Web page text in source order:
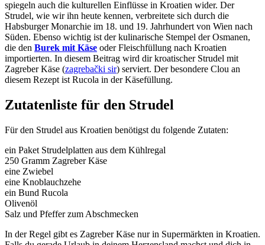
spiegeln auch die kulturellen Einflüsse in Kroatien wider. Der
Strudel, wie wir ihn heute kennen, verbreitete sich durch die
Habsburger Monarchie im 18. und 19. Jahrhundert von Wien nach
Süden. Ebenso wichtig ist der kulinarische Stempel der Osmanen,
die den Burek mit Käse oder Fleischfüllung nach Kroatien
importierten. In diesem Beitrag wird dir kroatischer Strudel mit
Zagreber Käse (zagrebački sir) serviert. Der besondere Clou an
diesem Rezept ist Rucola in der Käsefüllung.
Zutatenliste für den Strudel
Für den Strudel aus Kroatien benötigst du folgende Zutaten:
ein Paket Strudelplatten aus dem Kühlregal
250 Gramm Zagreber Käse
eine Zwiebel
eine Knoblauchzehe
ein Bund Rucola
Olivenöl
Salz und Pfeffer zum Abschmecken
In der Regel gibt es Zagreber Käse nur in Supermärkten in Kroatien.